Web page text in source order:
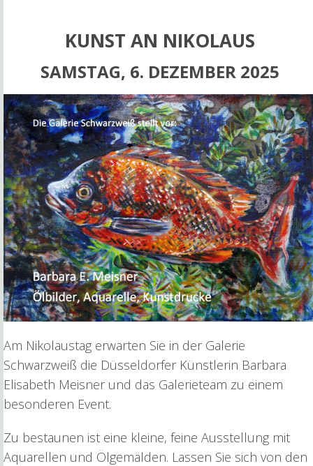
KUNST AN NIKOLAUS
SAMSTAG, 6. DEZEMBER 2025
Am Nikolaustag erwarten Sie in der Galerie
Schwarzweiß die Düsseldorfer Künstlerin Barbara
Elisabeth Meisner und das Galerieteam zu einem
besonderen Event.
Zu bestaunen ist eine kleine, feine Ausstellung mit
Aquarellen und Ölgemälden. Lassen Sie sich von den